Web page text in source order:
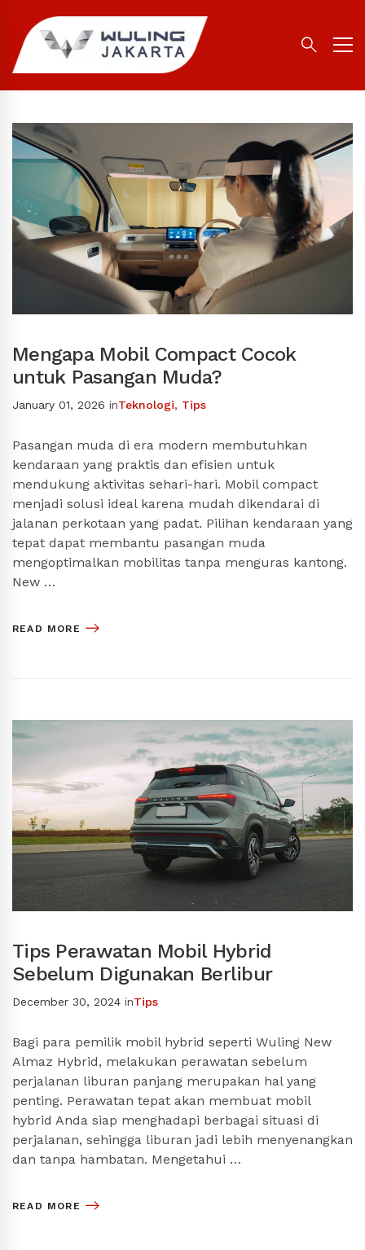
Mengapa Mobil Compact Cocok
untuk Pasangan Muda?
January 01, 2026 inTeknologi, Tips
Pasangan muda di era modern membutuhkan
kendaraan yang praktis dan efisien untuk
mendukung aktivitas sehari-hari. Mobil compact
menjadi solusi ideal karena mudah dikendarai di
jalanan perkotaan yang padat. Pilihan kendaraan yang
tepat dapat membantu pasangan muda
mengoptimalkan mobilitas tanpa menguras kantong.
New …
READ MORE
Tips Perawatan Mobil Hybrid
Sebelum Digunakan Berlibur
December 30, 2024 inTips
Bagi para pemilik mobil hybrid seperti Wuling New
Almaz Hybrid, melakukan perawatan sebelum
perjalanan liburan panjang merupakan hal yang
penting. Perawatan tepat akan membuat mobil
hybrid Anda siap menghadapi berbagai situasi di
perjalanan, sehingga liburan jadi lebih menyenangkan
dan tanpa hambatan. Mengetahui …
READ MORE